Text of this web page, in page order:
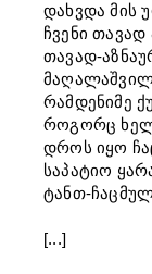
დახვდა მის
ჩვენი
თავად-
რამდენიმე
როგორც
დროს იყო
საპატიო
ტანთ-
[...]